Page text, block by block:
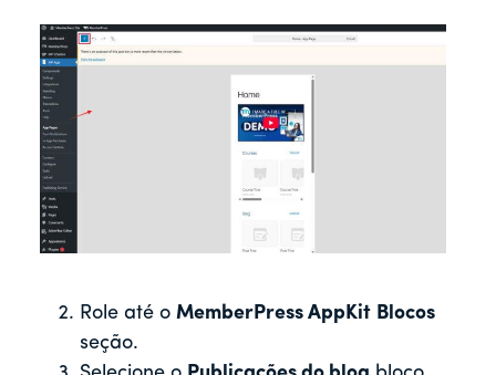
Role até o MemberPress AppKit Blocos
seção.